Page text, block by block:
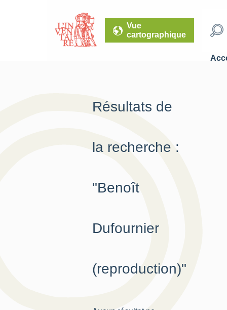
Vue
cartographique
Résultats de
la recherche :
"Benoît
Dufournier
(reproduction)"